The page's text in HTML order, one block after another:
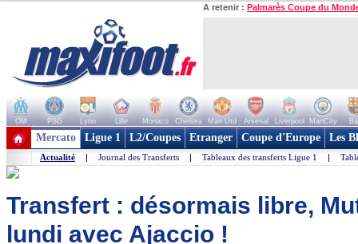
A retenir : Palmarès Coupe du
OM PSG Lyon Lille Monaco Chelsea Man Utd Arsenal Liverpool ManCity
+ de clubs
Mercato Ligue 1 L2/Coupes Etranger Coupe d'Europe Les
Actualité | Journal des Transferts | Tableaux des transferts Ligue 1 |
Transfert : désormais libre,
lundi avec Ajaccio !